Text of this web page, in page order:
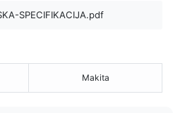
SPECIFIKACIJA.pdf
Makita